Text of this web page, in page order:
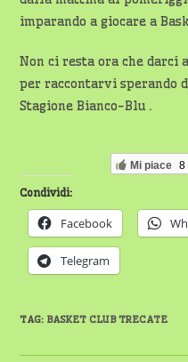
imparando a giocare a
Non ci resta ora che darci
per raccontarvi sperando
Stagione Bianco-Blu .
Mi piace 8
Condividi:
Facebook
Telegram
TAG: BASKET CLUB TRECATE